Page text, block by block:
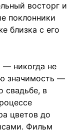
восторг и
поклонники
близка с его
— никогда не
значимость —
свадьбе, в
цветов до
Фильм